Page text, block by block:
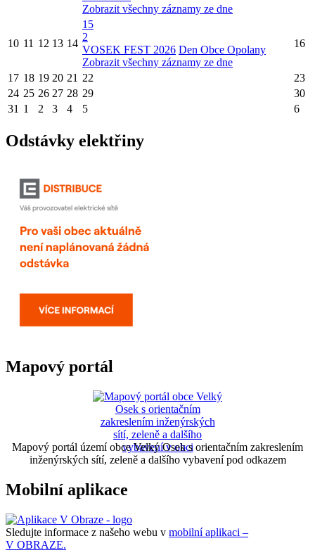
Zobrazit všechny záznamy ze dne
10 11 12 13 14
15
2
VOSEK FEST 2026 Den Obce Opolany
Zobrazit všechny záznamy ze dne
16
17 18 19 20 21 22
23
24 25 26 27 28 29
30
31 1 2 3 4 5 6
Odstávky elektřiny
Mapový portál
Mapový portál území obce Velký Osek s orientačním zakreslením
inženýrských sítí, zeleně a dalšího vybavení pod odkazem
Mobilní aplikace
Sledujte informace z našeho webu v mobilní aplikaci –
V OBRAZE.